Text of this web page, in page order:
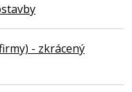
- zkrácený